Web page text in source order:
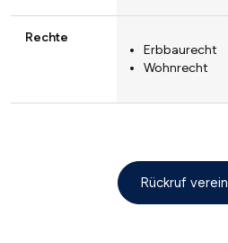
Rechte
Erbbaurecht
Wohnrecht
Rückruf